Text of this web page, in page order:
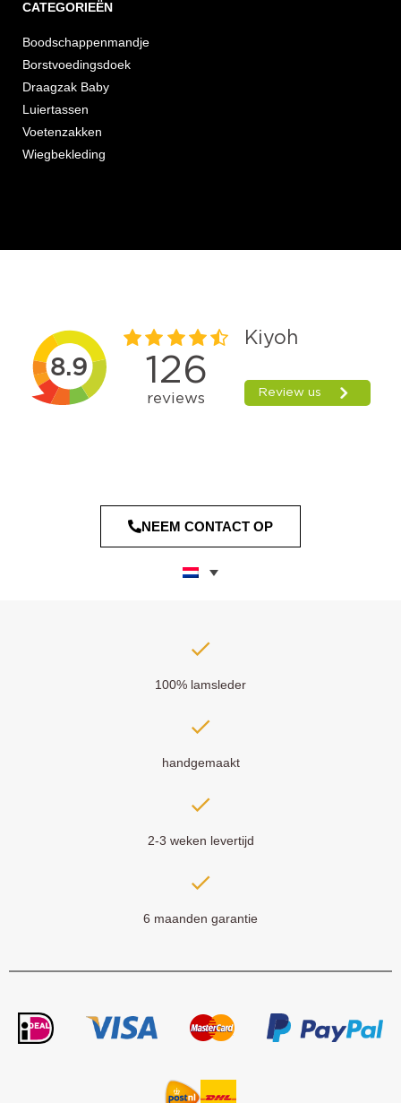
CATEGORIEËN
Boodschappenmandje
Borstvoedingsdoek
Draagzak Baby
Luiertassen
Voetenzakken
Wiegbekleding
NEEM CONTACT OP
100% lamsleder
handgemaakt
2-3 weken levertijd
6 maanden garantie